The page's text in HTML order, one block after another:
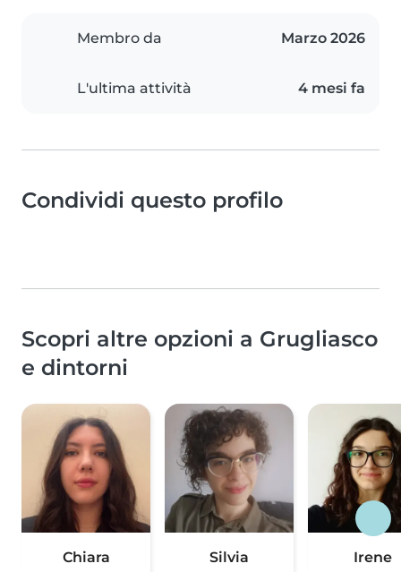
Membro da Marzo 2026
L'ultima attività 4 mesi fa
Condividi questo profilo
Scopri altre opzioni a Grugliasco
e dintorni
Chiara Silvia Irene